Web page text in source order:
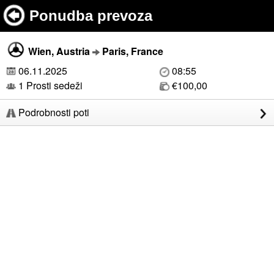
Ponudba prevoza
Wien, Austria
Paris, France
06.11.2025
08:55
1 Prosti sedeži
€100,00
Podrobnosti poti